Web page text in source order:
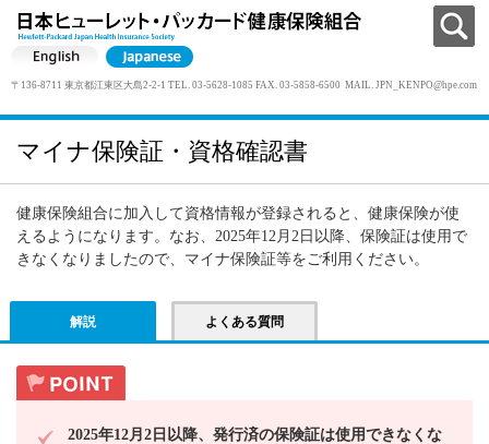
〒136-8711 東京都江東区大島2-2-1 TEL. 03-5628-1085 FAX. 03-5858-6500 MAIL. JPN_KENPO@hpe.com
マイナ保険証・資格確認書
健康保険組合に加入して資格情報が登録されると、健康保険が使
えるようになります。なお、2025年12月2日以降、保険証は使用で
きなくなりましたので、マイナ保険証等をご利用ください。
解説 よくある質問
2025年12月2日以降、発行済の保険証は使用できなくな